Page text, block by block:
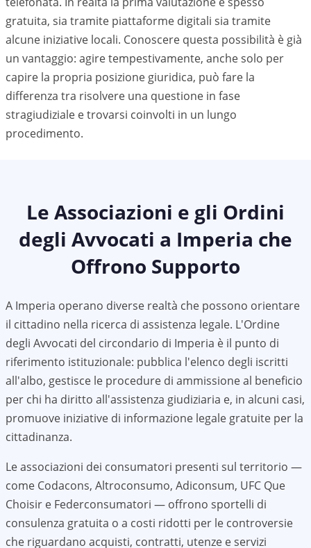
gratuita, sia tramite piattaforme digitali sia tramite
alcune iniziative locali. Conoscere questa possibilità è già
un vantaggio: agire tempestivamente, anche solo per
capire la propria posizione giuridica, può fare la
differenza tra risolvere una questione in fase
stragiudiziale e trovarsi coinvolti in un lungo
procedimento.
Le Associazioni e gli Ordini
degli Avvocati a Imperia che
Offrono Supporto
A Imperia operano diverse realtà che possono orientare
il cittadino nella ricerca di assistenza legale. L'Ordine
degli Avvocati del circondario di Imperia è il punto di
riferimento istituzionale: pubblica l'elenco degli iscritti
all'albo, gestisce le procedure di ammissione al beneficio
per chi ha diritto all'assistenza giudiziaria e, in alcuni casi,
promuove iniziative di informazione legale gratuite per la
cittadinanza.
Le associazioni dei consumatori presenti sul territorio —
come Codacons, Altroconsumo, Adiconsum, UFC Que
Choisir e Federconsumatori — offrono sportelli di
consulenza gratuita o a costi ridotti per le controversie
che riguardano acquisti, contratti, utenze e servizi